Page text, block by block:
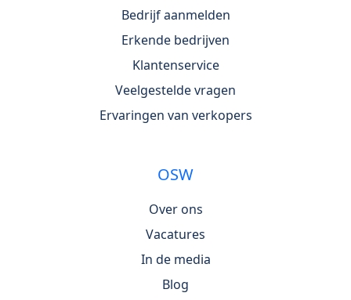
Bedrijf aanmelden
Erkende bedrijven
Klantenservice
Veelgestelde vragen
Ervaringen van verkopers
OSW
Over ons
Vacatures
In de media
Blog